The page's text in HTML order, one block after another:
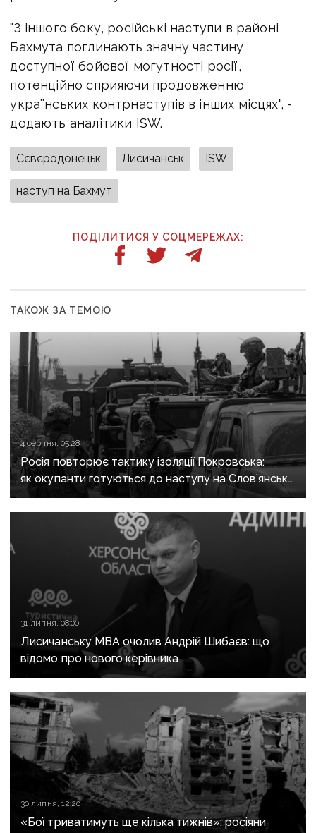
"З іншого боку, російські наступи в районі
Бахмута поглинають значну частину
доступної бойової могутності росії,
потенційно сприяючи продовженню
українських контрнаступів в інших місцях", -
додають аналітики ISW.
Сєвєродонецьк Лисичанськ ISW
наступ на Бахмут
ПОДІЛИТИСЯ У СОЦМЕРЕЖАХ:
ТАКОЖ ЗА ТЕМОЮ
4 серпня, 05:28
Росія повторює тактику ізоляції Покровська:
як окупанти готуються до наступу на Слов’янськ і
Краматорськ
31 липня, 08:00
Лисичанську МВА очолив Андрій Шибаєв: що
відомо про нового керівника
30 липня, 12:20
«Бої триватимуть ще кілька тижнів»: росіяни